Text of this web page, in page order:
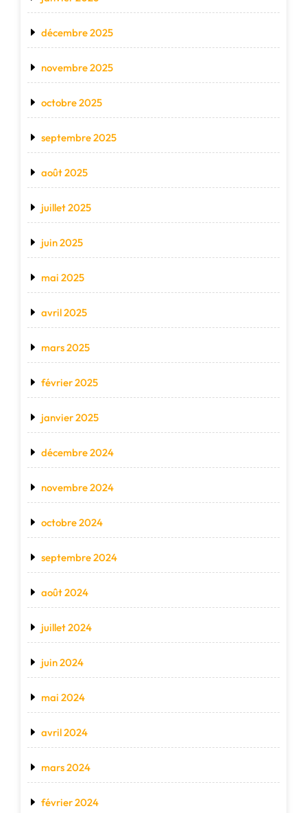
décembre 2025
novembre 2025
octobre 2025
septembre 2025
août 2025
juillet 2025
juin 2025
mai 2025
avril 2025
mars 2025
février 2025
janvier 2025
décembre 2024
novembre 2024
octobre 2024
septembre 2024
août 2024
juillet 2024
juin 2024
mai 2024
avril 2024
mars 2024
février 2024